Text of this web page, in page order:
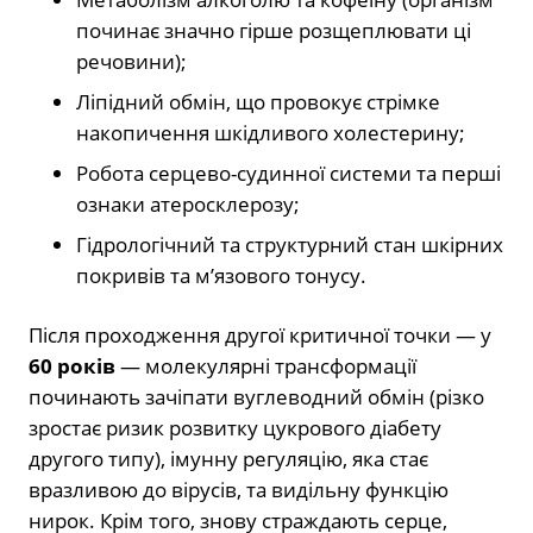
починає значно гірше розщеплювати ці
речовини);
Ліпідний обмін, що провокує стрімке
накопичення шкідливого холестерину;
Робота серцево-судинної системи та перші
ознаки атеросклерозу;
Гідрологічний та структурний стан шкірних
покривів та м’язового тонусу.
Після проходження другої критичної точки — у
60 років— молекулярні трансформації
починають зачіпати вуглеводний обмін (різко
зростає ризик розвитку цукрового діабету
другого типу), імунну регуляцію, яка стає
вразливою до вірусів, та видільну функцію
нирок. Крім того, знову страждають серце,